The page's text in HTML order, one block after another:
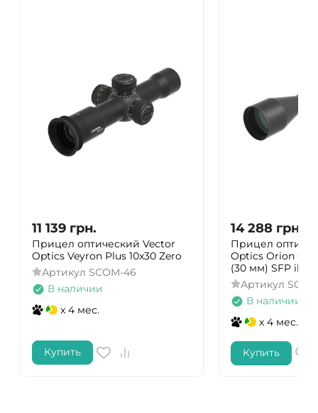
11 139 грн.
Прицел оптический Vector
Optics Veyron Plus 10x30 Zero
Артикул SCOM-46
В наличии
x 4 мес.
Купить
14 288 грн.
Прицел
Optics Orion
(30 мм) SFP
Артикул
В наличии
x 4 мес.
Купить